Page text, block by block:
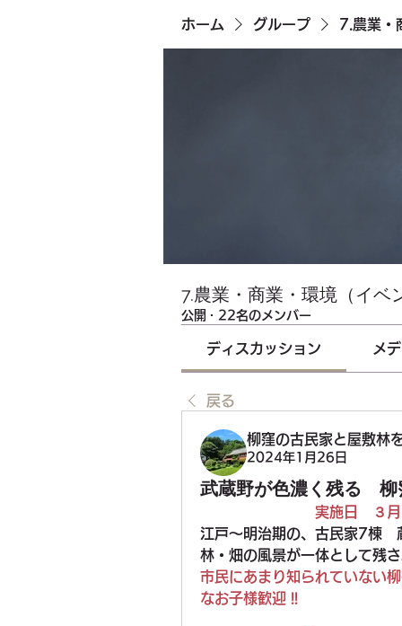
ホーム グループ 7.農業・
7.農業・商業・環境（イベ
公開 · 22名のメンバー
ディスカッション メ
戻る
柳窪の古民家と屋敷林
2024年1月26日
武蔵野が色濃く残る
実施日　３月３日(日
江戸～明治期の、古民家7棟
林・畑の風景が一体として残
市民にあまり知られていない
なお子様歓迎 !!